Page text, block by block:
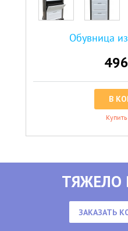
Обувница
В
ТЯЖЕЛО
ЗАКАЗАТЬ